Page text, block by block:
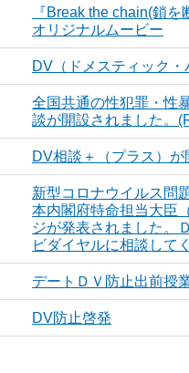
『Break the chain(鎖
オリジナルムービー
DV（ドメスティック
全国共通の性犯罪・性
談が開設されました。
DV相談＋（プラス）
新型コロナウイルス問
本内閣府特命担当大臣
ジが発表されました。
ビダイヤルに相談して
デートＤＶ防止出前授
DV防止啓発